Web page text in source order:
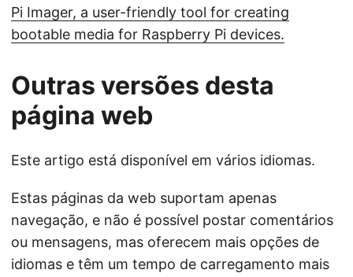
Pi Imager, a user-friendly tool for creating
bootable media for Raspberry Pi devices.
Outras versões desta
página web
Este artigo está disponível em vários idiomas.
Estas páginas da web suportam apenas
navegação, e não é possível postar comentários
ou mensagens, mas oferecem mais opções de
idiomas e têm um tempo de carregamento mais